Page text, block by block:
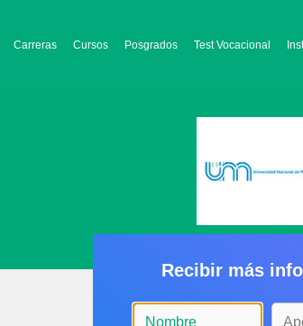
Carreras Cursos Posgrados Test Vocacional
Recibir más